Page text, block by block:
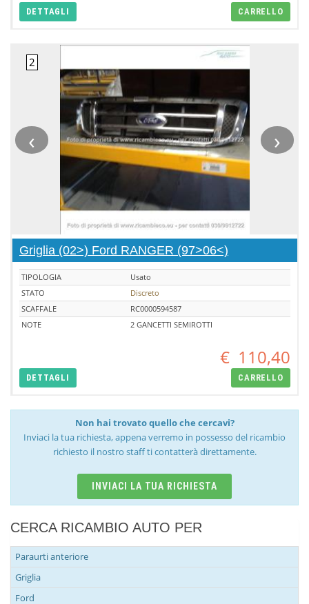
DETTAGLI CARRELLO
‹ ›
Griglia (02>) Ford RANGER (97>06<)
TIPOLOGIA
Usato
STATO
Discreto
SCAFFALE
RC0000594587
NOTE
2 GANCETTI SEMIROTTI
€ 110,40
DETTAGLI CARRELLO
Non hai trovato quello che cercavi?
Inviaci la tua richiesta, appena verremo in possesso del ricambio
richiesto il nostro staff ti contatterà direttamente.
INVIACI LA TUA RICHIESTA
CERCA RICAMBIO AUTO PER
Paraurti anteriore
Griglia
Ford